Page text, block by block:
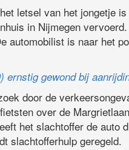
letsel van het jongetje
in Nijmegen
automobilist is naar het
ernstig gewond bij
door de
over de
het slachtoffer de auto
slachtofferhulp geregeld.